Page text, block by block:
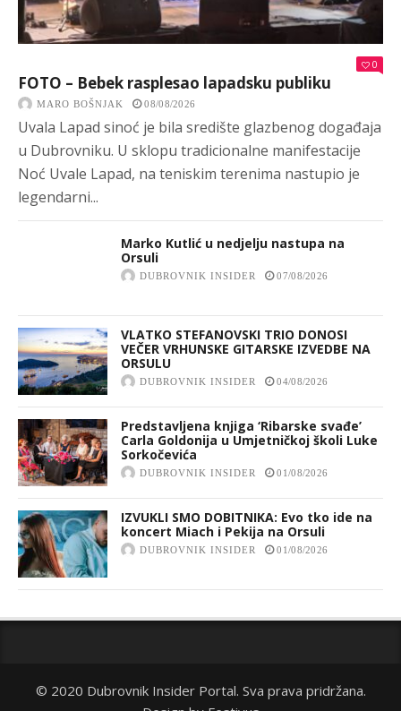
0
FOTO – Bebek rasplesao lapadsku publiku
MARO BOŠNJAK 08/08/2026
Uvala Lapad sinoć je bila središte glazbenog događaja
u Dubrovniku. U sklopu tradicionalne manifestacije
Noć Uvale Lapad, na teniskim terenima nastupio je
legendarni...
Marko Kutlić u nedjelju nastupa na
Orsuli
DUBROVNIK INSIDER 07/08/2026
VLATKO STEFANOVSKI TRIO DONOSI
VEČER VRHUNSKE GITARSKE IZVEDBE NA
ORSULU
DUBROVNIK INSIDER 04/08/2026
Predstavljena knjiga ‘Ribarske svađe’
Carla Goldonija u Umjetničkoj školi Luke
Sorkočevića
DUBROVNIK INSIDER 01/08/2026
IZVUKLI SMO DOBITNIKA: Evo tko ide na
koncert Miach i Pekija na Orsuli
DUBROVNIK INSIDER 01/08/2026
© 2020 Dubrovnik Insider Portal. Sva prava pridržana.